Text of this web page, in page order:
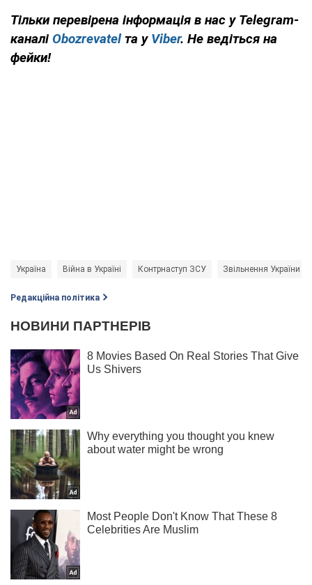
Тільки перевірена інформація в нас у Telegram-
каналі Obozrevatelта у Viber. Не ведіться на
фейки!
Україна Війна в Україні Контрнаступ ЗСУ Звільнення України
Редакційна політика